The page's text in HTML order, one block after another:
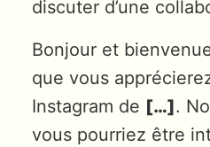
discuter d’une
Bonjour et
que vous
Instagram de […].
vous pourriez être